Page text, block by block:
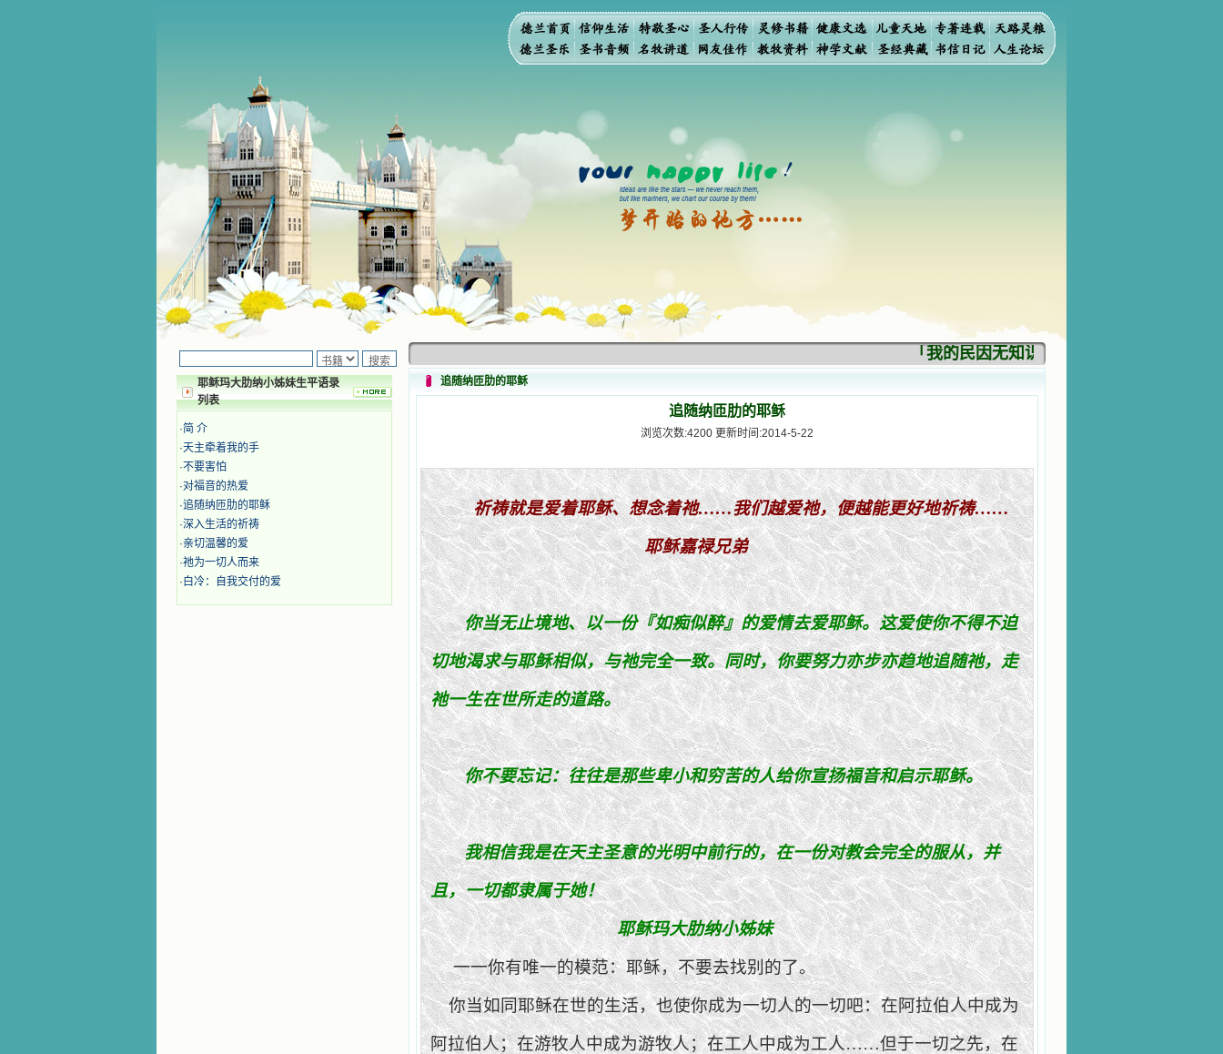
耶稣玛大肋纳小姊妹生平语录
列表
·简 介
·天主牵着我的手
·不要害怕
·对福音的热爱
·追随纳匝肋的耶稣
·深入生活的祈祷
·亲切温馨的爱
·祂为一切人而来
· 白冷：自我交付的爱
「我的民因无知识而灭亡。你弃掉知识，我
追随纳匝肋的耶稣
追随纳匝肋的耶稣
浏览次数:4200 更新时间:2014-5-22
祈祷就是爱着耶稣、想念着祂……我们越爱祂，便越能更好地祈祷……
耶稣嘉禄兄弟
你当无止境地、以一份『如痴似醉』的爱情去爱耶稣。这爱使你不得不迫
切地渴求与耶稣相似，与祂完全一致。同时，你要努力亦步亦趋地追随祂，走
祂一生在世所走的道路。
你不要忘记：往往是那些卑小和穷苦的人给你宣扬福音和启示耶稣。
我相信我是在天主圣意的光明中前行的，在一份对教会完全的服从，并
且，一切都隶属于她！
耶稣玛大肋纳小姊妹
一一你有唯一的模范：耶稣，不要去找别的了。
你当如同耶稣在世的生活，也使你成为一切人的一切吧：在阿拉伯人中成为
阿拉伯人；在游牧人中成为游牧人；在工人中成为工人……但于一切之先，在